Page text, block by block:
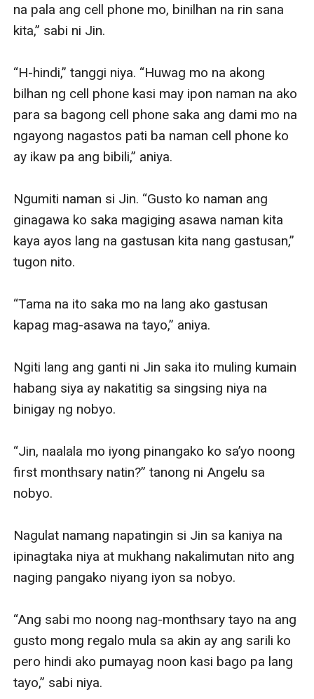
na pala ang cell phone mo, binilhan na rin sana
kita,” sabi ni Jin.
“H-hindi,” tanggi niya. “Huwag mo na akong
bilhan ng cell phone kasi may ipon naman na ako
para sa bagong cell phone saka ang dami mo na
ngayong nagastos pati ba naman cell phone ko
ay ikaw pa ang bibili,” aniya.
Ngumiti naman si Jin. “Gusto ko naman ang
ginagawa ko saka magiging asawa naman kita
kaya ayos lang na gastusan kita nang gastusan,”
tugon nito.
“Tama na ito saka mo na lang ako gastusan
kapag mag-asawa na tayo,” aniya.
Ngiti lang ang ganti ni Jin saka ito muling kumain
habang siya ay nakatitig sa singsing niya na
binigay ng nobyo.
“Jin, naalala mo iyong pinangako ko sa’yo noong
first monthsary natin?” tanong ni Angelu sa
nobyo.
Nagulat namang napatingin si Jin sa kaniya na
ipinagtaka niya at mukhang nakalimutan nito ang
naging pangako niyang iyon sa nobyo.
“Ang sabi mo noong nag-monthsary tayo na ang
gusto mong regalo mula sa akin ay ang sarili ko
pero hindi ako pumayag noon kasi bago pa lang
tayo,” sabi niya.